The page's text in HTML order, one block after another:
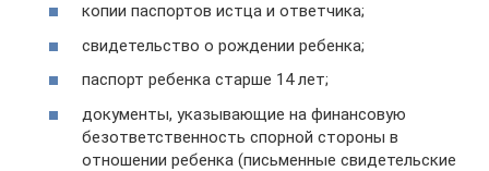
копии паспортов истца и ответчика;
свидетельство о рождении ребенка;
паспорт ребенка старше 14 лет;
документы, указывающие на финансовую
безответственность спорной стороны в
отношении ребенка (письменные свидетельские